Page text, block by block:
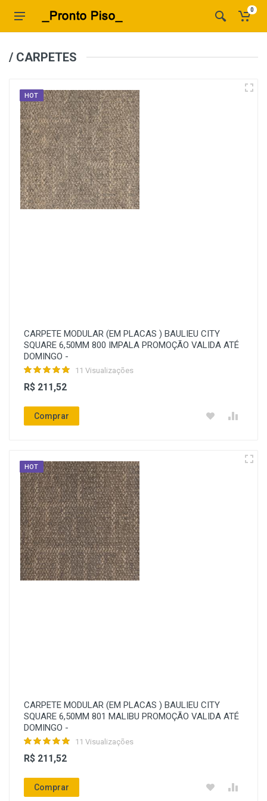
0
/ CARPETES
HOT
CARPETE MODULAR (EM PLACAS ) BAULIEU CITY
SQUARE 6,50MM 800 IMPALA PROMOÇÃO VALIDA ATÉ
DOMINGO -
11 Visualizações
R$ 211,52
Comprar
HOT
CARPETE MODULAR (EM PLACAS ) BAULIEU CITY
SQUARE 6,50MM 801 MALIBU PROMOÇÃO VALIDA ATÉ
DOMINGO -
11 Visualizações
R$ 211,52
Comprar